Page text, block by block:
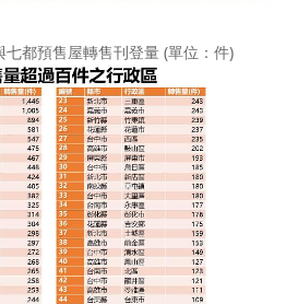
都預售屋轉售刊登量 (單位：件)